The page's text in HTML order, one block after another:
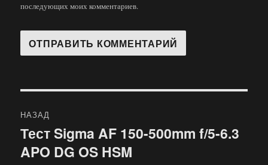
последующих моих комментариев.
по
записям
НАЗАД
Предыдущая
запись:
Тест Sigma AF 150-500mm f/5-6.3
APO DG OS HSM